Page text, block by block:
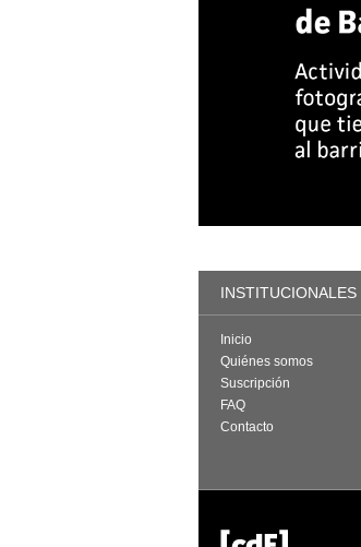
INSTITUCIONALES
Inicio
Quiénes somos
Suscripción
FAQ
Contacto